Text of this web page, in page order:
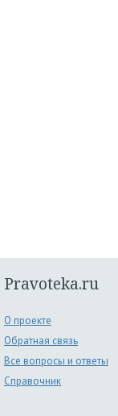
Pravoteka.ru
О проекте
Обратная связь
Все вопросы и ответы
Справочник